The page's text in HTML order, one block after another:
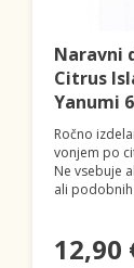
Naravni
Citrus
Yanumi
Ročno
vonjem po
Ne vsebuje
ali podobnih
12,90